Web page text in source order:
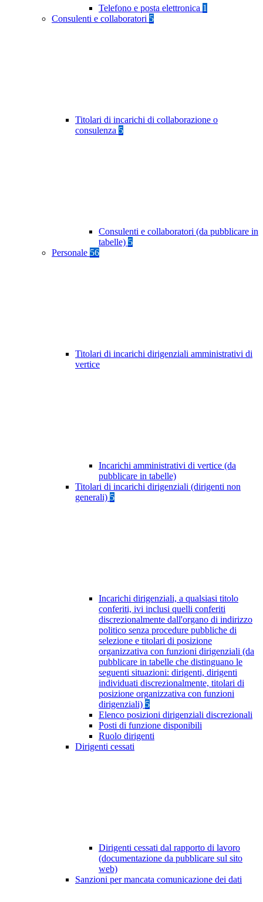
Telefono e posta elettronica 1
Consulenti e collaboratori 5
Titolari di incarichi di collaborazione o
consulenza 5
Consulenti e collaboratori (da pubblicare in
tabelle) 5
Personale 56
Titolari di incarichi dirigenziali amministrativi di
vertice
Incarichi amministrativi di vertice (da
pubblicare in tabelle)
Titolari di incarichi dirigenziali (dirigenti non
generali) 5
Incarichi dirigenziali, a qualsiasi titolo
conferiti, ivi inclusi quelli conferiti
discrezionalmente dall'organo di indirizzo
politico senza procedure pubbliche di
selezione e titolari di posizione
organizzativa con funzioni dirigenziali (da
pubblicare in tabelle che distinguano le
seguenti situazioni: dirigenti, dirigenti
individuati discrezionalmente, titolari di
posizione organizzativa con funzioni
dirigenziali) 5
Elenco posizioni dirigenziali discrezionali
Posti di funzione disponibili
Ruolo dirigenti
Dirigenti cessati
Dirigenti cessati dal rapporto di lavoro
(documentazione da pubblicare sul sito
web)
Sanzioni per mancata comunicazione dei dati